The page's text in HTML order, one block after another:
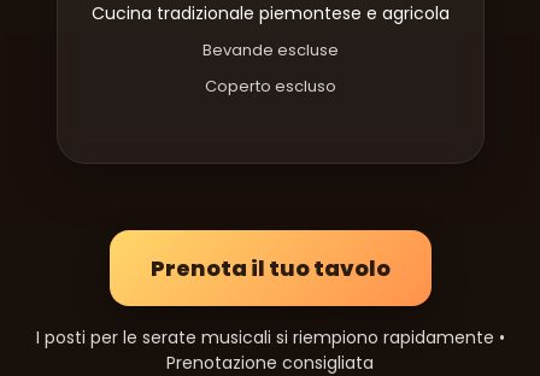
Cucina tradizionale piemontese e agricola
Bevande escluse
Coperto escluso
Prenota il tuo tavolo
I posti per le serate musicali si riempiono rapidamente •
Prenotazione consigliata